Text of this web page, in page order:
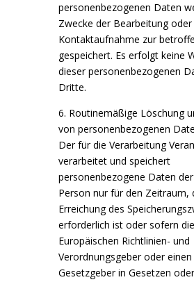
personenbezogenen Daten
Zwecke der Bearbeitung
Kontaktaufnahme zur
gespeichert. Es erfolgt keine
dieser personenbezogenen
Dritte.
6. Routinemäßige Löschung
von personenbezogenen
Der für die Verarbeitung
verarbeitet und speichert
personenbezogene Daten
Person nur für den Zeitraum,
Erreichung des
erforderlich ist oder sofern
Europäischen Richtlinien- und
Verordnungsgeber oder
Gesetzgeber in Gesetzen oder